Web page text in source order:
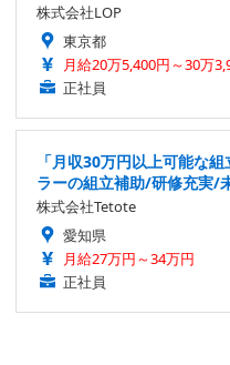
株式会社LOP
東京都
月給20万5,400円～30万
正社員
「月収30万円以上可能な
ラーの組立補助/研修充実/
株式会社Tetote
愛知県
月給27万円～34万円
正社員